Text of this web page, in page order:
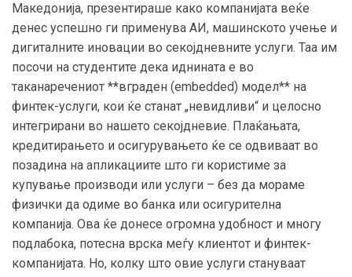
Македонија, презентираше како компанијата веќе
денес успешно ги применува АИ, машинското учење и
дигиталните иновации во секојдневните услуги. Таа им
посочи на студентите дека иднината е во
таканаречениот **вграден (embedded) модел** на
финтек-услуги, кои ќе станат „невидливи“ и целосно
интегрирани во нашето секојдневие. Плаќањата,
кредитирањето и осигурувањето ќе се одвиваат во
позадина на апликациите што ги користиме за
купување производи или услуги – без да мораме
физички да одиме во банка или осигурителна
компанија. Ова ќе донесе огромна удобност и многу
подлабока, потесна врска меѓу клиентот и финтек-
компанијата. Но, колку што овие услуги стануваат